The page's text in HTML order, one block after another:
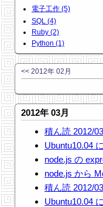
電子工作 (5)
SQL (4)
Ruby (2)
Python (1)
<< 2012年 02月
2012年 03月
積ん読 2012/
Ubuntu10.04
node.js の
node.js から
積ん読 2012/
Ubuntu10.04